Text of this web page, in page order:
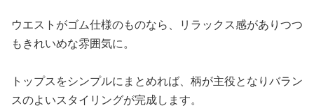
ウエストがゴム仕様のものなら、リラックス感がありつつ
もきれいめな雰囲気に。
トップスをシンプルにまとめれば、柄が主役となりバラン
スのよいスタイリングが完成します。